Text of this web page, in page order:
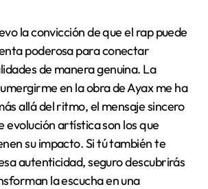
la convicción de que el rap puede
poderosa para conectar
de manera genuina. La
en la obra de Ayax me ha
allá del ritmo, el mensaje sincero
evolución artística son los que
su impacto. Si tú también te
autenticidad, seguro descubrirás
la escucha en una